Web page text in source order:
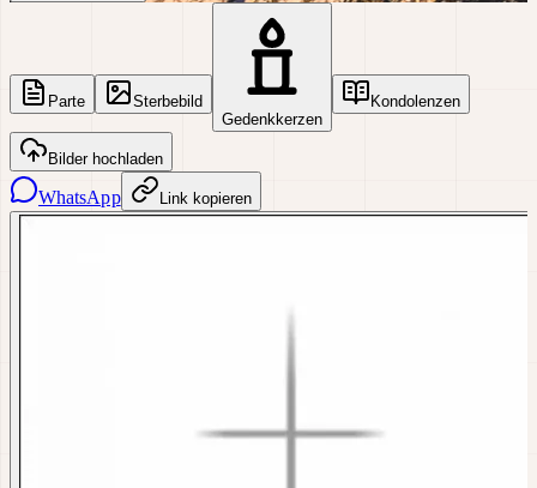
Parte
Sterbebild
Gedenkkerzen
Kondolenzen
Bilder hochladen
WhatsApp Link kopieren